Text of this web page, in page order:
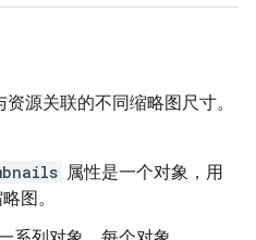
源关联的不同缩略图尺寸。
属性是一个对象，用
图。